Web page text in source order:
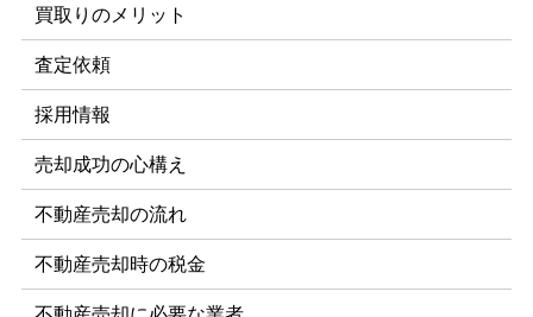
買取りのメリット
査定依頼
採用情報
売却成功の心構え
不動産売却の流れ
不動産売却時の税金